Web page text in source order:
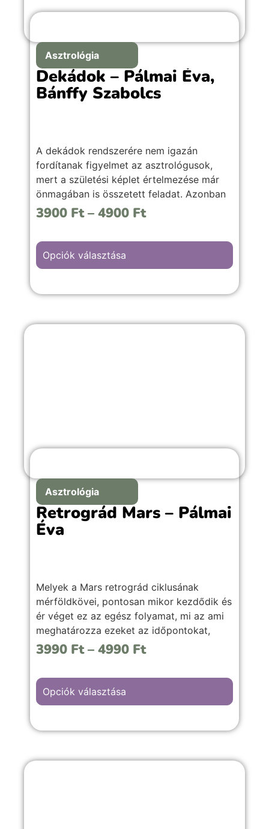
Asztrológia
Dekádok – Pálmai Éva,
Bánffy Szabolcs
A dekádok rendszerére nem igazán
fordítanak figyelmet az asztrológusok,
mert a születési képlet értelmezése már
önmagában is összetett feladat. Azonban
érdemes vele mélyebben foglalkozni, mivel
3900 Ft – 4900 Ft
Opciók választása
Asztrológia
Retrográd Mars – Pálmai
Éva
Melyek a Mars retrográd ciklusának
mérföldkövei, pontosan mikor kezdődik és
ér véget ez az egész folyamat, mi az ami
meghatározza ezeket az időpontokat,
valamint mire érdemes figyelni, és hogyan
3990 Ft – 4990 Ft
Opciók választása